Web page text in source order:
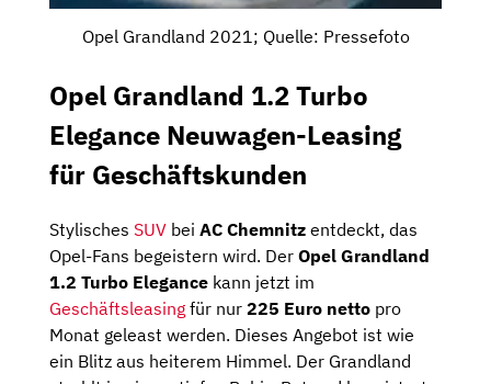
Opel Grandland 2021; Quelle: Pressefoto
Opel Grandland 1.2 Turbo
Elegance Neuwagen-Leasing
für Geschäftskunden
Stylisches SUV bei AC Chemnitz entdeckt, das
Opel-Fans begeistern wird. Der Opel Grandland
1.2 Turbo Elegance kann jetzt im
Geschäftsleasing für nur 225 Euro netto pro
Monat geleast werden. Dieses Angebot ist wie
ein Blitz aus heiterem Himmel. Der Grandland